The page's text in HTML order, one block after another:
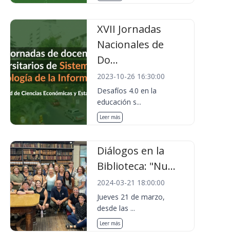
XVII Jornadas
Nacionales de
Do...
2023-10-26 16:30:00
Desafíos 4.0 en la
educación s...
Leer más
Diálogos en la
Biblioteca: "Nu...
2024-03-21 18:00:00
Jueves 21 de marzo,
desde las ...
Leer más